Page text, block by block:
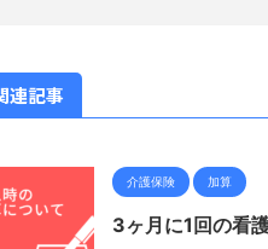
連記事
介護保険 加算
3ヶ月に1回の看